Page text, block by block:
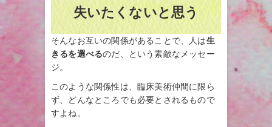
失いたくないと思う
そんなお互いの関係があることで、人は生
きるを選べるのだ、という素敵なメッセー
ジ。
このような関係性は、臨床美術仲間に限ら
ず、どんなところでも必要とされるもので
すよね。